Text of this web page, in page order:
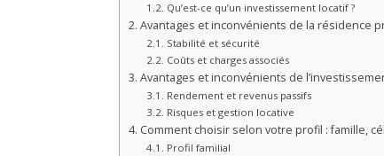
Qu’est-ce qu’un investissement locatif ?
Avantages et inconvénients de la résidence
Stabilité et sécurité
Coûts et charges associés
Avantages et inconvénients de
Rendement et revenus passifs
Risques et gestion locative
Comment choisir selon votre profil : famille,
Profil familial